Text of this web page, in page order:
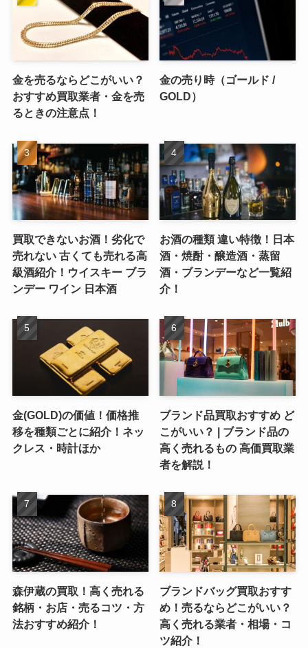
金を売るならどこがいい？
おすすめ買取業者・金を売
るときの注意点！
金の売り時（ゴールド /
GOLD）
買取できないお酒！劣化で
売れない 古くても売れる高
級酒紹介！ウイスキー ブラ
ンデー ワイン 日本酒
お酒の種類 違い特徴！日本
酒・焼酎・醸造酒・蒸留
酒・ブランデーなど一覧紹
介！
金(GOLD)の価値！価格推
移を種類ごとに紹介！ネッ
クレス・時計ほか
ブランド品買取おすすめ ど
こがいい？ | ブランド品の
高く売れるもの 高価買取業
者を解説！
森伊蔵の買取！高く売れる
銘柄・お店・売るコツ・方
法おすすめ紹介！
ブランドバッグ買取おすす
め！売るならどこがいい？
高く売れる業者・相場・コ
ツ紹介！